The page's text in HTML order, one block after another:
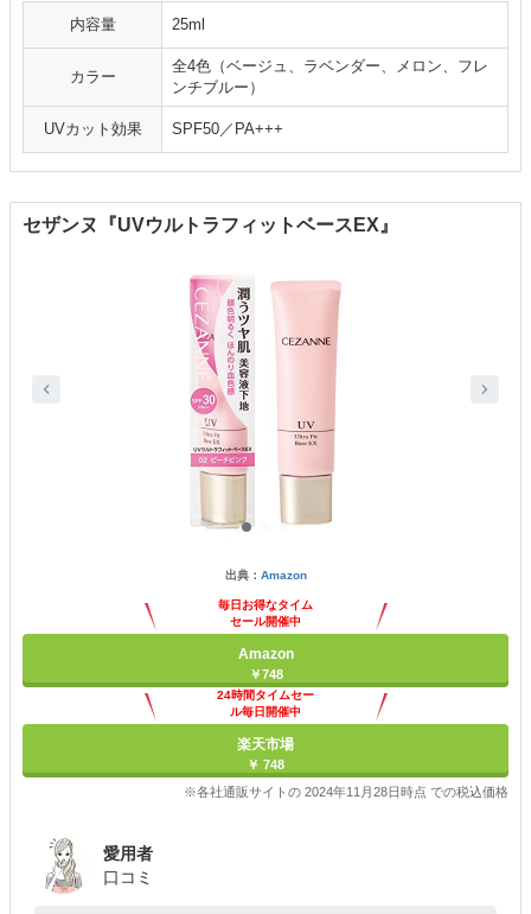
内容量 25ml
カラー
全4色（ベージュ、ラベンダー、メロン、フレ
ンチブルー）
UVカット効果 SPF50／PA+++
セザンヌ『UVウルトラフィットベースEX』
出典： Amazon
毎日お得なタイム
セール開催中
Amazon
￥748
24時間タイムセー
ル毎日開催中
楽天市場
￥ 748
※各社通販サイトの 2024年11月28日時点 での税込価格
愛用者
口コミ